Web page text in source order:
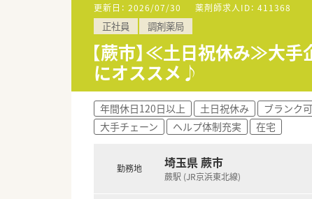
【勤務実態について】
■残業はほとんど発生せず、も
■結婚や育児、介護といったラ
■有給休暇は法定通りに付与さ
【こんな取り組みをしています】
■次世代の薬局を目指すプロジ
■会社に在籍しながら経営につ
■薬剤師の新たな発想や地域貢
更新日： 2026/07/30 薬剤師求人ID： 411368
正社員 調剤薬局
【蕨市】≪土日祝休み≫大手
にオススメ♪
年間休日120日以上 土日祝休み ブランク可
大手チェーン
ヘルプ体制充実 在宅
勤務地 埼玉県 蕨市
蕨駅 (JR京浜東北線)